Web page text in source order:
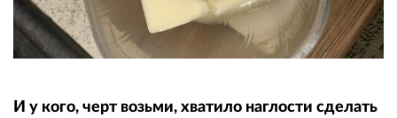
И у кого, черт возьми, хватило наглости сделать